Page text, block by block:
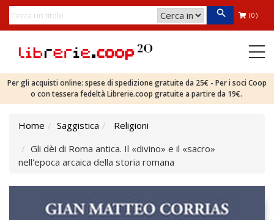
(0)
Per gli acquisti online: spese di spedizione gratuite da 25€ - Per i soci Coop
o con tessera fedeltà Librerie.coop gratuite a partire da 19€.
Home Saggistica
Religioni
Gli dèi di Roma antica. Il «divino» e il «sacro»
nell'epoca arcaica della storia romana